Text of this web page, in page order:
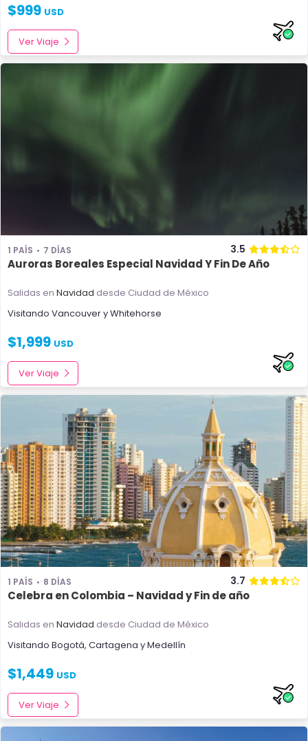
$999 USD
Ver Viaje
1 PAÍS 7 DÍAS 3.5
Auroras Boreales Especial Navidad Y Fin De Año
Salidas en Navidad desde Ciudad de México
Visitando VancouveryWhitehorse
$1,999 USD
Ver Viaje
1 PAÍS 8 DÍAS 3.7
Celebra en Colombia – Navidad y Fin de año
Salidas en Navidad desde Ciudad de México
Visitando Bogotá, Cartagena yMedellín
$1,449 USD
Ver Viaje